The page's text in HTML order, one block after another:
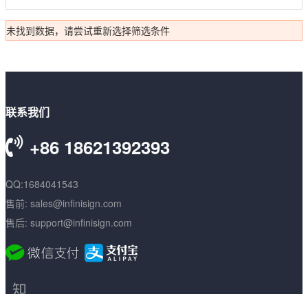
EV增强型
Flex弹性域名
Wildcard通配符
S/MIME签名
未找到数据，请尝试重新选择筛选条件
联系我们
+86 18621392393
QQ:1684041543
售前: sales@infinisign.com
售后: support@infinisign.com